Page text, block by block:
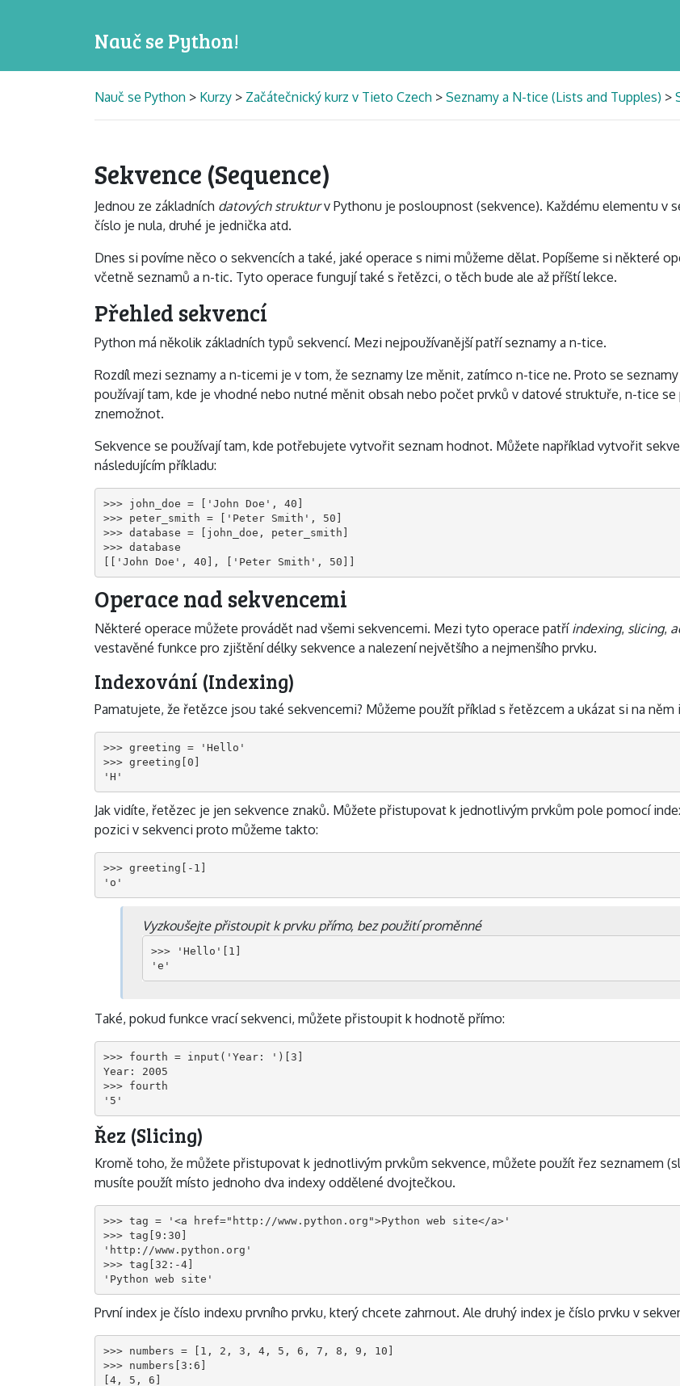
Nauč se Python!
Nauč se Python > Kurzy > Začátečnický kurz v Tieto Czech > Seznamy a N-tice (Lists and Tupples) >
Sekvence (Sequence)
Jednou ze základních datových strukturv Pythonu je posloupnost (sekvence). Každému elementu v
číslo je nula, druhé je jednička atd.
Dnes si povíme něco o sekvencích a také, jaké operace s nimi můžeme dělat. Popíšeme si některé
včetně seznamů a n-tic. Tyto operace fungují také s řetězci, o těch bude ale až příští lekce.
Přehled sekvencí
Python má několik základních typů sekvencí. Mezi nejpoužívanější patří seznamy a n-tice.
Rozdíl mezi seznamy a n-ticemi je v tom, že seznamy lze měnit, zatímco n-tice ne. Proto se
používají tam, kde je vhodné nebo nutné měnit obsah nebo počet prvků v datové struktuře, n-tice
znemožnot.
Sekvence se používají tam, kde potřebujete vytvořit seznam hodnot. Můžete například vytvořit
následujícím příkladu:
>>> john_doe = ['John Doe', 40]
>>> peter_smith = ['Peter Smith', 50]
>>> database = [john_doe, peter_smith]
>>> database
[['John Doe', 40], ['Peter Smith', 50]]
Operace nad sekvencemi
Některé operace můžete provádět nad všemi sekvencemi. Mezi tyto operace patří indexing, slicing,
vestavěné funkce pro zjištění délky sekvence a nalezení největšího a nejmenšího prvku.
Indexování (Indexing)
Pamatujete, že řetězce jsou také sekvencemi? Můžeme použít příklad s řetězcem a ukázat si na něm
>>> greeting = 'Hello'
>>> greeting[0]
'H'
Jak vidíte, řetězec je jen sekvence znaků. Můžete přistupovat k jednotlivým prvkům pole pomocí
pozici v sekvenci proto můžeme takto:
>>> greeting[-1]
'o'
Vyzkoušejte přistoupit k prvku přímo, bez použití proměnné
>>> 'Hello'[1]
'e'
Také, pokud funkce vrací sekvenci, můžete přistoupit k hodnotě přímo:
>>> fourth = input('Year: ')[3]
Year: 2005
>>> fourth
'5'
Řez (Slicing)
Kromě toho, že můžete přistupovat k jednotlivým prvkům sekvence, můžete použít řez seznamem
musíte použít místo jednoho dva indexy oddělené dvojtečkou.
>>> tag = '<a href="http://www.python.org">Python web site</a>'
>>> tag[9:30]
'http://www.python.org'
>>> tag[32:-4]
'Python web site'
První index je číslo indexu prvního prvku, který chcete zahrnout. Ale druhý index je číslo prvku v
>>> numbers = [1, 2, 3, 4, 5, 6, 7, 8, 9, 10]
>>> numbers[3:6]
[4, 5, 6]